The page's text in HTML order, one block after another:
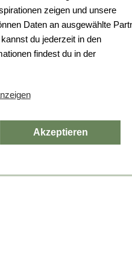
zeigen und unsere
Daten an ausgewählte
du jederzeit in den
findest du in der
Akzeptieren